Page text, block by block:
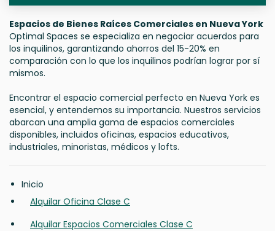
Espacios de Bienes Raíces Comerciales en Nueva York
Optimal Spaces se especializa en negociar acuerdos para
los inquilinos, garantizando ahorros del 15-20% en
comparación con lo que los inquilinos podrían lograr por sí
mismos.
Encontrar el espacio comercial perfecto en Nueva York es
esencial, y entendemos su importancia. Nuestros servicios
abarcan una amplia gama de espacios comerciales
disponibles, incluidos oficinas, espacios educativos,
industriales, minoristas, médicos y lofts.
Inicio
Alquilar Oficina Clase C
Alquilar Espacios Comerciales Clase C